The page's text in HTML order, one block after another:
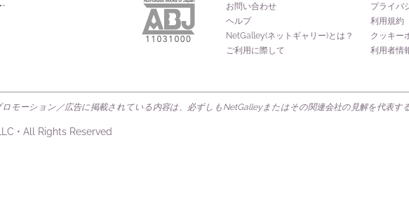
お問い合わせ
ヘルプ
NetGalley(ネットギャリー)とは？
ご利用に際して
プライバ
利用規約
クッキー
利用者情
ロモーション／広告に掲載されている内容は、必ずしもNetGalleyまたはその関連会社の見解を代表す
• All Rights Reserved